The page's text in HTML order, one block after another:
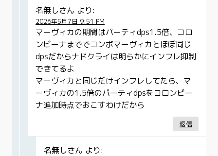
名無しさん より:
2026年5月7日 9:51 PM
マーヴィカの期間はパーティdps1.5倍、コロ
ンビーナまででコンボマーヴィカとほぼ同じ
dpsだからナドクライは明らかにインフレ抑制
できてるよ
マーヴィカと同じだけインフレしてたら、マ
ーヴィカの1.5倍のパーティdpsをコロンビー
ナ追加時点でおこすわけだから
返信
名無しさん より: